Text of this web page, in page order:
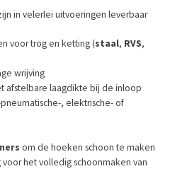
in velerlei uitvoeringen leverbaar
voor trog en ketting (staal, RVS,
wrijving
afstelbare laagdikte bij de inloop
, elektrische- of
om de hoeken schoon te maken
het volledig schoonmaken van